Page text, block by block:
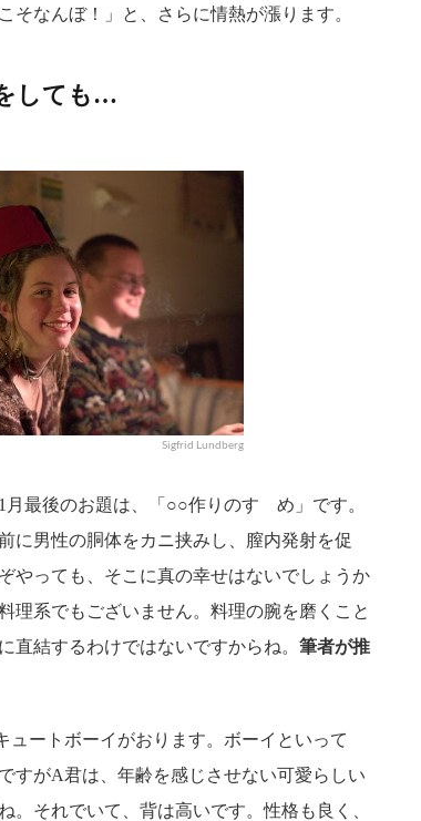
そなんぼ！」と、さらに情熱が漲ります。
しても…
Sigfrid Lundberg
最後のお題は、「○○作りのすゝめ」です。
に男性の胴体をカニ挟みし、膣内発射を促
やっても、そこに真の幸せはないでしょうか
理系でもございません。料理の腕を磨くこと
直結するわけではないですからね。 筆者が推
ートボーイがおります。ボーイといって
すがA君は、年齢を感じさせない可愛らしい
。それでいて、背は高いです。性格も良く、